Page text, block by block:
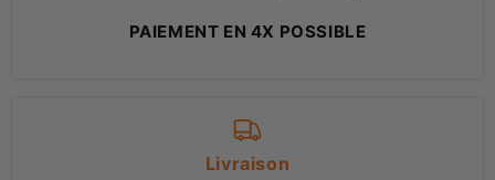
PAIEMENT EN 4X POSSIBLE
Livraison